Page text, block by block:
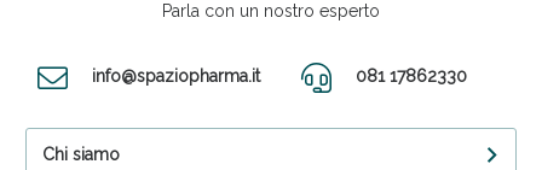
Parla con un nostro esperto
info@spaziopharma.it 081 17862330
Chi siamo